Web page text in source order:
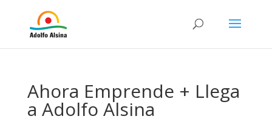
Ahora Emprende + Llega
a Adolfo Alsina